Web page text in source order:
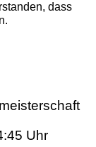
dass
Uhr